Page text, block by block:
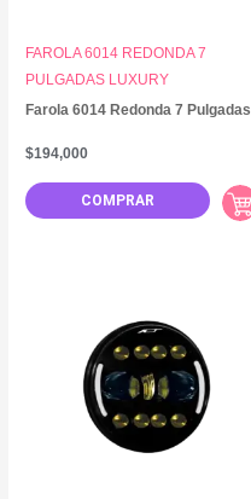
Farola 6014 Redonda 7 Pulgadas
FAROLA 6014 REDONDA 7
PULGADAS LUXURY
COMPRAR
$194,000